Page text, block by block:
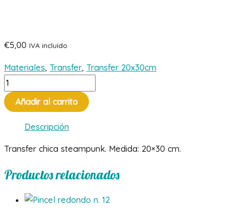
€5,00 IVA incluído
Materiales, Transfer, Transfer 20x30cm
Transfer
chica
steampunk
cantidad
Añadir al carrito
Descripción
Transfer chica steampunk. Medida: 20×30 cm.
Productos relacionados